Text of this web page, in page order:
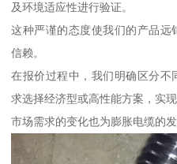
及环境适应性进行验证。
这种严谨的态度使我们的产品远
信赖。
在报价过程中，我们明确区分
求选择经济型或高性能方案，实现
市场需求的变化也为膨胀电缆的发